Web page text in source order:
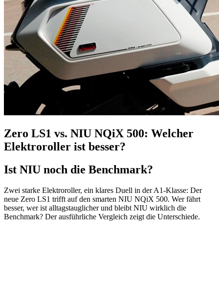
Zero LS1 vs. NIU NQiX 500: Welcher
Elektroroller ist besser?
Ist NIU noch die Benchmark?
Zwei starke Elektroroller, ein klares Duell in der A1-Klasse: Der
neue Zero LS1 trifft auf den smarten NIU NQiX 500. Wer fährt
besser, wer ist alltagstauglicher und bleibt NIU wirklich die
Benchmark? Der ausführliche Vergleich zeigt die Unterschiede.